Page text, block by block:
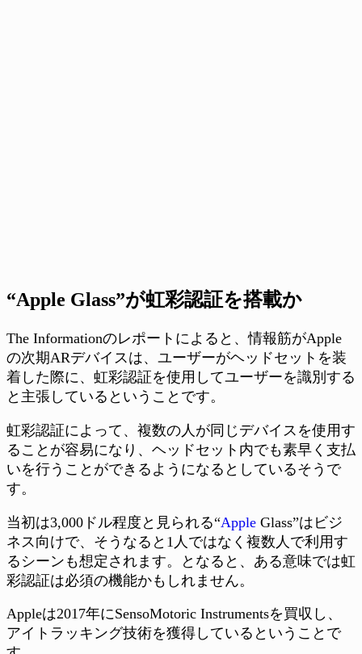
“Apple Glass”が虹彩認証を搭載か
The Informationのレポートによると、情報筋がApple
の次期ARデバイスは、ユーザーがヘッドセットを装
着した際に、虹彩認証を使用してユーザーを識別する
と主張しているということです。
虹彩認証によって、複数の人が同じデバイスを使用す
ることが容易になり、ヘッドセット内でも素早く支払
いを行うことができるようになるとしているそうで
す。
当初は3,000ドル程度と見られる“Apple Glass”はビジ
ネス向けで、そうなると1人ではなく複数人で利用す
るシーンも想定されます。となると、ある意味では虹
彩認証は必須の機能かもしれません。
Appleは2017年にSensoMotoric Instrumentsを買収し、
アイトラッキング技術を獲得しているということで